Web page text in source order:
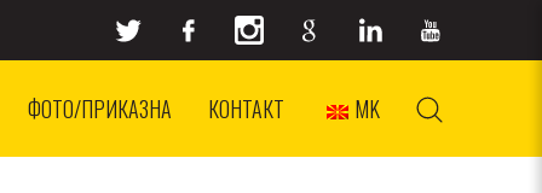
ФОТО/ПРИКАЗНА КОНТАКТ MK